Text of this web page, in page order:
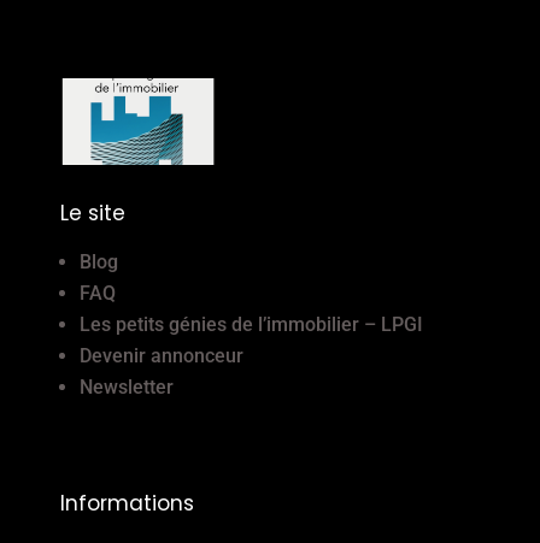
Le site
Blog
FAQ
Les petits génies de l’immobilier – LPGI
Devenir annonceur
Newsletter
Informations